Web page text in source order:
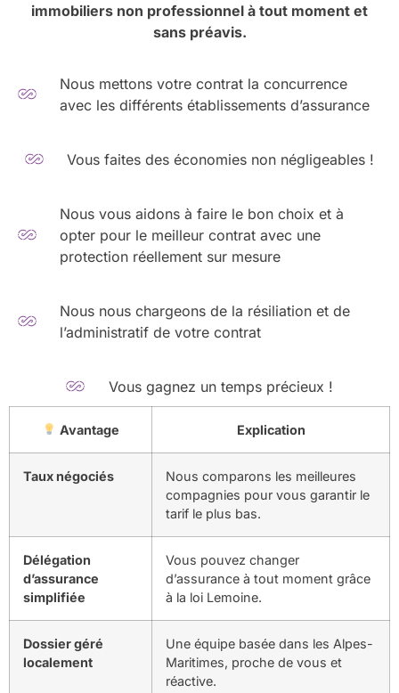
immobiliers non professionnel à tout moment et
sans préavis.
Nous mettons votre contrat la concurrence
avec les différents établissements d’assurance
Vous faites des économies non négligeables !
Nous vous aidons à faire le bon choix et à
opter pour le meilleur contrat avec une
protection réellement sur mesure
Nous nous chargeons de la résiliation et de
l’administratif de votre contrat
Vous gagnez un temps précieux !
Avantage Explication
Taux négociés
Nous comparons les meilleures
compagnies pour vous garantir le
tarif le plus bas.
Délégation
d’assurance
simplifiée
Vous pouvez changer
d’assurance à tout moment grâce
à la loi Lemoine.
Dossier géré
localement
Une équipe basée dans les Alpes-
Maritimes, proche de vous et
réactive.